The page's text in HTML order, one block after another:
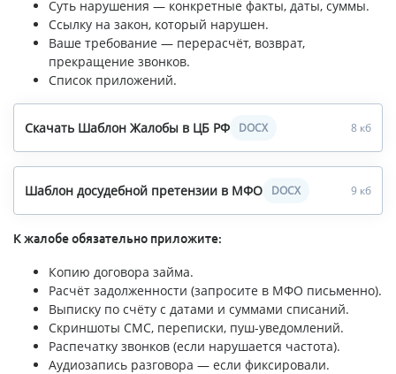
Суть нарушения — конкретные факты, даты, суммы.
Ссылку на закон, который нарушен.
Ваше требование — перерасчёт, возврат,
прекращение звонков.
Список приложений.
Скачать Шаблон Жалобы в ЦБ РФ DOCX 8 кб
Шаблон досудебной претензии в МФО DOCX 9 кб
К жалобе обязательно приложите:
Копию договора займа.
Расчёт задолженности (запросите в МФО письменно).
Выписку по счёту с датами и суммами списаний.
Скриншоты СМС, переписки, пуш-уведомлений.
Распечатку звонков (если нарушается частота).
Аудиозапись разговора — если фиксировали.